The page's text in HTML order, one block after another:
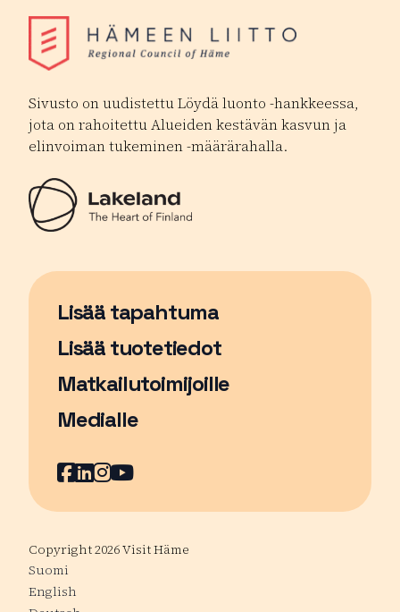
Sivusto on uudistettu Löydä luonto -hankkeessa,
jota on rahoitettu Alueiden kestävän kasvun ja
elinvoiman tukeminen -määrärahalla.
Lisää tapahtuma
Sivu avautuu uudessa ikkunassa
Lisää tuotetiedot
Matkailutoimijoille
Medialle
Facebook
Sivu avautuu uudessa ikkunassa
LinkedIn
Sivu avautuu uudessa ikkunassa
Instagram
Sivu avautuu uudessa
YouTube
Sivu avautuu uudessa
Copyright 2026 Visit Häme
Suomi
English